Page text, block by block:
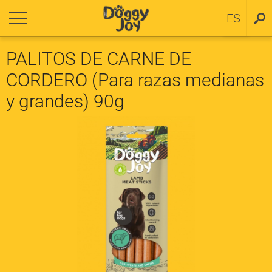
ES
SV
PALITOS DE CARNE DE
CORDERO (Para razas medianas
y grandes) 90g
razas pequeñas
razas medianas y grandes